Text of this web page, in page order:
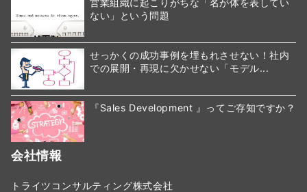
営業組織に起こりがちな「名が体を表してい
ない」という問題
せっかくの成功事例を埋もれさせない！社内
での展開・再現に欠かせない「モデル...
『Sales Development 』ってご存知ですか？
会社情報
トライツコンサルティング株式会社